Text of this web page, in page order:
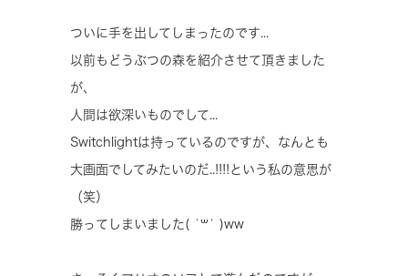
ついに手を出してしまったのです...
以前もどうぶつの森を紹介させて頂きました
が、
人間は欲深いものでして...
Switchlightは持っているのですが、なんとも
大画面でしてみたいのだ..!!!!という私の意思が
（笑）
勝ってしまいました( ˙꒳​˙ )ww